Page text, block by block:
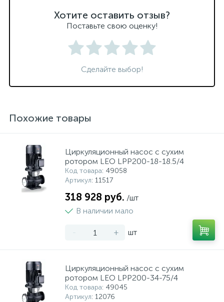
Хотите оставить отзыв?
Поставьте свою оценку!
Сделайте выбор!
Похожие товары
Циркуляционный насос с сухим
ротором LEO LPP200-18-18.5/4
Код товара: 49058
Артикул: 11517
318 928 руб. /шт
В наличии мало
- + шт
Циркуляционный насос с сухим
ротором LEO LPP200-34-75/4
Код товара: 49045
Артикул: 12076